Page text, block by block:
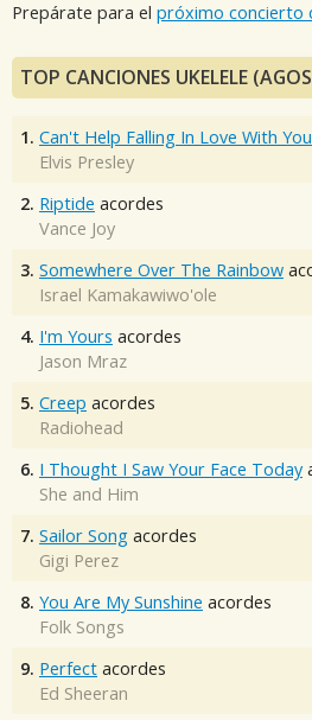
Prepárate para el próximo concierto
TOP CANCIONES UKELELE
1. Can't Help Falling In Love With You
Elvis Presley
2. Riptide acordes
Vance Joy
3. Somewhere Over The Rainbow
Israel Kamakawiwo'ole
4. I'm Yours acordes
Jason Mraz
5. Creep acordes
Radiohead
6. I Thought I Saw Your Face Today
She and Him
7. Sailor Song acordes
Gigi Perez
8. You Are My Sunshine acordes
Folk Songs
9. Perfect acordes
Ed Sheeran